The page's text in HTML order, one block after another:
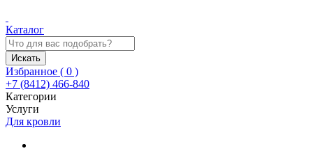
Каталог
Искать
Избранное ( 0 )
+7 (8412) 466-840
Категории
Услуги
Для кровли